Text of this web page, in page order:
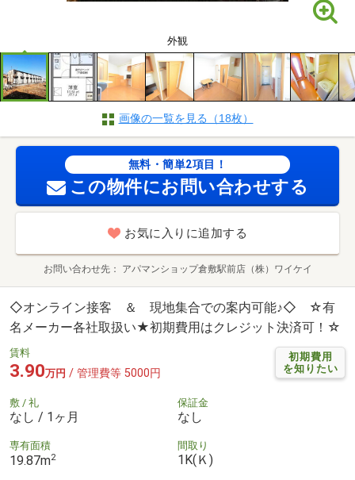
外観
画像の一覧を見る（18枚）
無料・簡単2項目！
この物件にお問い合わせする
お気に入りに追加する
お問い合わせ先 アパマンショップ倉敷駅前店（株）ワイケイ
◇オンライン接客 ＆ 現地集合での案内可能♪◇ ☆有
名メーカー各社取扱い★初期費用はクレジット決済可！☆
初期費用
を知りたい
賃料
3.90万円 / 管理費等 5000円
敷 / 礼
なし / 1ヶ月
保証金
なし
専有面積
19.87m2
間取り
1K(Ｋ)